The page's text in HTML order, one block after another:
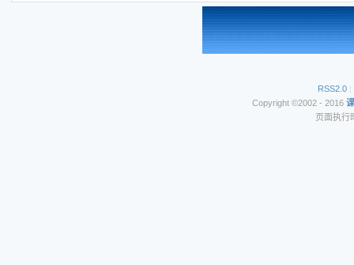
RSS2.0 |
Copyright ©2002 - 2016
页面执行